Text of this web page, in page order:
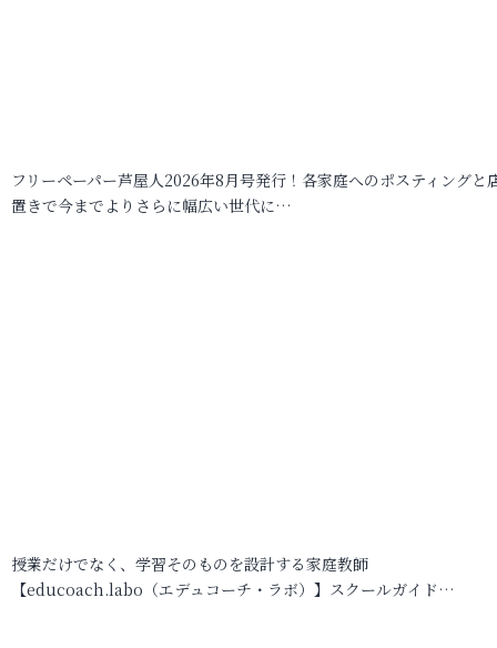
フリーペーパー芦屋人2026年8月号発行！各家庭へのポスティングと
置きで今までよりさらに幅広い世代に…
授業だけでなく、学習そのものを設計する家庭教師
【educoach.labo（エデュコーチ・ラボ）】スクールガイド…